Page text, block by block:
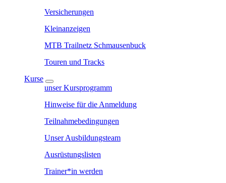
Versicherungen
Kleinanzeigen
MTB Trailnetz Schmausenbuck
Touren und Tracks
Kurse
unser Kursprogramm
Hinweise für die Anmeldung
Teilnahmebedingungen
Unser Ausbildungsteam
Ausrüstungslisten
Trainer*in werden